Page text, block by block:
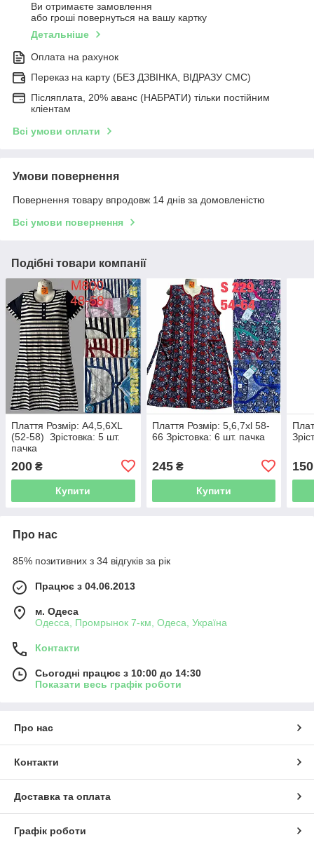
Ви отримаєте замовлення
або гроші повернуться на вашу картку
Детальніше
Оплата на рахунок
Переказ на карту (БЕЗ ДЗВІНКА, ВІДРАЗУ СМС)
Післяплата, 20% аванс (НАБРАТИ) тільки постійним
кліентам
Всі умови оплати
Умови повернення
Повернення товару впродовж 14 днів за домовленістю
Всі умови повернення
Подібні товари компанії
Плаття Розмір: А4,5,6XL
(52-58) Зрістовка: 5 шт.
пачка
200 ₴
Купити
Плаття Розмір: 5,6,7xl 58-
66 Зрістовка: 6 шт. пачка
245₴
Купити
150
Про нас
85% позитивних з 34 відгуків за рік
Працює з 04.06.2013
м. Одеса
Одесса, Промрынок 7-км, Одеса, Україна
Контакти
Сьогодні працює з 10:00 до 14:30
Показати весь графік роботи
Про нас
Контакти
Доставка та оплата
Графік роботи